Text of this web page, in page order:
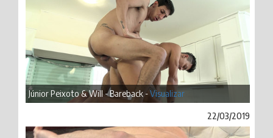
Júnior Peixoto & Will - Bareback -Visualizar
22/03/2019